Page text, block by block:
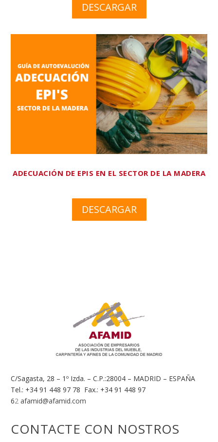
DESCARGAR
ADECUACIÓN DE EPIS EN EL SECTOR DE LA MADERA
DESCARGAR
C/Sagasta, 28 – 1º Izda. – C.P.:28004 – MADRID – ESPAÑA
Tel.: +34 91 448 97 78 Fax.: +34 91 448 97
62afamid@afamid.com
CONTACTE CON NOSTROS